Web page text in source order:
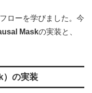
ローを学びました。今
Maskの実装と、
）の実装